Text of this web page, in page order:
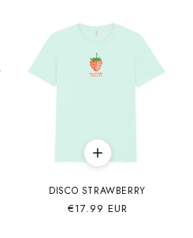
DISCO STRAWBERRY
Precio
€17.99 EUR